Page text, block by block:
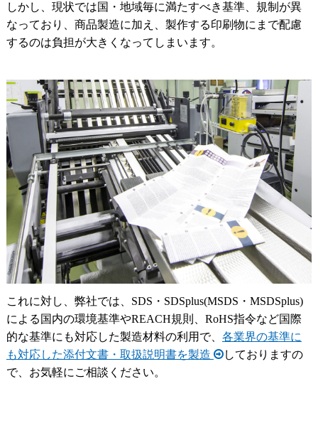
しかし、現状では国・地域毎に満たすべき基準、規制が異
なっており、商品製造に加え、製作する印刷物にまで配慮
するのは負担が大きくなってしまいます。
これに対し、弊社では、SDS・SDSplus(MSDS・MSDSplus)
による国内の環境基準やREACH規則、RoHS指令など国際
的な基準にも対応した製造材料の利用で、 各業界の基準に
も対応した添付文書・取扱説明書を製造
しておりますの
で、お気軽にご相談ください。